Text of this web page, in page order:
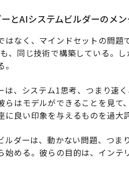
とAIシステムビルダーのメ
はなく、マインドセットの問
、同じ技術で構築している。
は、システム1思考、つまり速
らはモデルができることを見
に良い印象を与えるものを過大
ルダーは、動かない問題、つ
始める。彼らの目的は、イン